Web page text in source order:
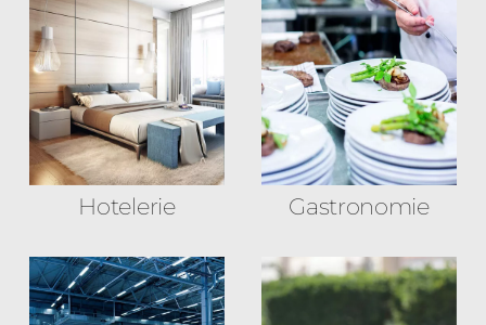
Hotelerie Gastronomie